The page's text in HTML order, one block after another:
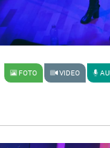
FOTO VIDEO